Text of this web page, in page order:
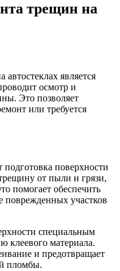
трещин на
является
осмотр и
Это позволяет
или требуется
поверхности
от пыли и грязи,
помогает обеспечить
поврежденных участков
специальным
клеевого материала.
и предотвращает
пломбы.